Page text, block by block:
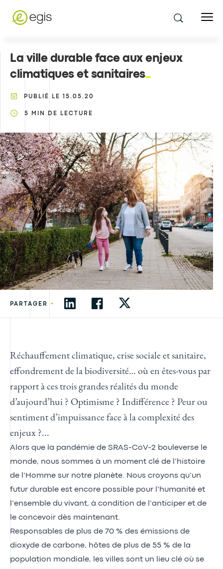
La ville durable face aux enjeux
climatiques et sanitaires
PUBLIÉ LE 15.05.20
5 MIN DE LECTURE
PARTAGER •
Réchauffement climatique, crise sociale et sanitaire,
effondrement de la biodiversité… où en êtes-vous par
rapport à ces trois grandes réalités du monde
d’aujourd’hui ? Optimisme ? Indifférence ? Peur ou
sentiment d’impuissance face à la complexité des
enjeux ?...
Alors que la pandémie de SRAS-CoV-2 bouleverse le
monde, nous sommes à un moment clé de l’histoire
de l’Homme sur notre planète. Nous croyons qu’un
futur durable est encore possible pour l’humanité et
l’ensemble du vivant, à condition de l’anticiper et de
le concevoir dès maintenant.
Responsables de plus de 70 % des émissions de
dioxyde de carbone, hôtes de plus de 55 % de la
population mondiale, les villes sont un lieu clé où se